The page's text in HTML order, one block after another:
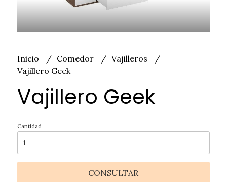
Inicio Comedor
Vajilleros
Vajillero Geek
Vajillero Geek
Cantidad
CONSULTAR